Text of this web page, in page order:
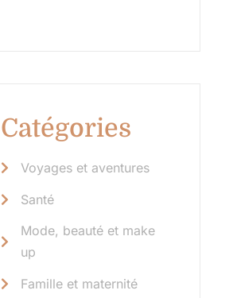
Catégories
Voyages et aventures
Santé
Mode, beauté et make
up
Famille et maternité